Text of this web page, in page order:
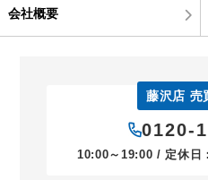
会社概要
藤沢店 売
0120-
10:00～19:00 / 定休日